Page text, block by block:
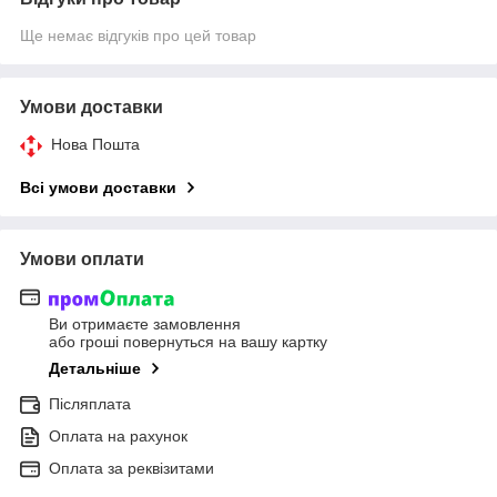
Ще немає відгуків про цей товар
Умови доставки
Нова Пошта
Всі умови доставки
Умови оплати
Ви отримаєте замовлення
або гроші повернуться на вашу картку
Детальніше
Післяплата
Оплата на рахунок
Оплата за реквізитами